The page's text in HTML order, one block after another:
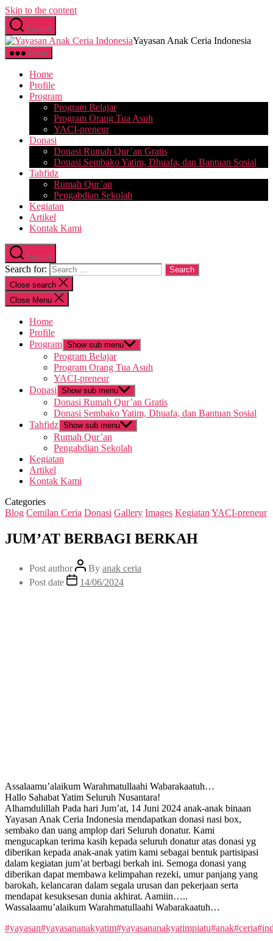
Skip to the content
Search
Yayasan Anak Ceria Indonesia
Menu
Home
Profile
Program
Program Belajar
Program Orang Tua Asuh
YACI-preneur
Donasi
Donasi Rumah Qur’an Gratis
Donasi Sembako Yatim, Dhuafa, dan Bantuan Sosial
Tahfidz
Rumah Qur’an
Pengabdian Sekolah
Kegiatan
Artikel
Kontak Kami
Search
Search for:
Close search
Close Menu
Home
Profile
Program Show sub menu
Program Belajar
Program Orang Tua Asuh
YACI-preneur
Donasi Show sub menu
Donasi Rumah Qur’an Gratis
Donasi Sembako Yatim, Dhuafa, dan Bantuan Sosial
Tahfidz Show sub menu
Rumah Qur’an
Pengabdian Sekolah
Kegiatan
Artikel
Kontak Kami
Categories
Blog Cemilan Ceria Donasi Gallery Images Kegiatan YACI-preneur
JUM’AT BERBAGI BERKAH
Post author By anak ceria
Post date
14/06/2024
Assalaamu’alaikum Warahmatullaahi Wabarakaatuh…
Hallo Sahabat Yatim Seluruh Nusantara!
Alhamdulillah Pada hari Jum’at, 14 Juni 2024 anak-anak binaan
Yayasan Anak Ceria Indonesia mendapatkan donasi nasi box,
sembako dan uang amplop dari Seluruh donatur. Kami
mengucapkan terima kasih kepada seluruh donatur atas donasi yg
diberikan kepada anak-anak yatim kami sebagai bentuk partisipasi
dalam kegiatan jum’at berbagi berkah ini. Semoga donasi yang
diberikan dapat membawa kelimpahan rezeki, umur panjang yang
barokah, kelancaran dalam segala urusan dan pekerjaan serta
mendapat kesuksesan dunia akhirat. Aamiin…..
Wassalaamu’alaikum Warahmatullaahi Wabarakaatuh…
#yayasan#yayasananakyatim#yayasananakyatimpiatu#anak#ceria